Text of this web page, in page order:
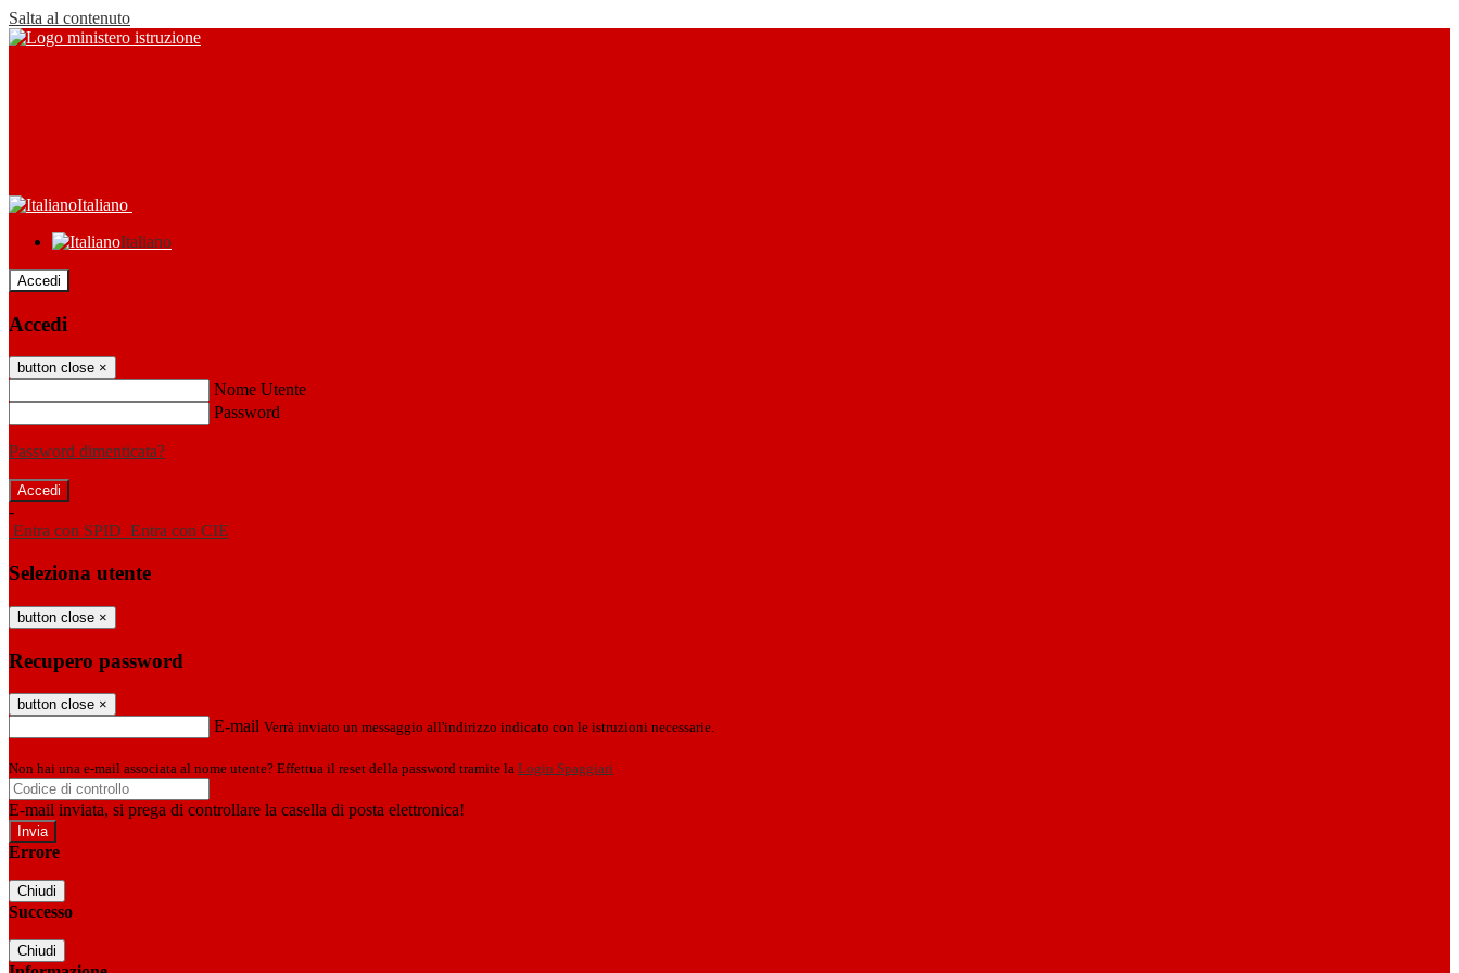
Salta al contenuto
Italiano
Italiano
Accedi
Accedi
button close ×
Nome Utente
Password
Password dimenticata?
-
Entra con SPID Entra con CIE
Seleziona utente
button close ×
Recupero password
button close ×
E-mail Verrà inviato un messaggio all'indirizzo indicato con le istruzioni necessarie.
Non hai una e-mail associata al nome utente? Effettua il reset della password tramite la Login Spaggiari
E-mail inviata, si prega di controllare la casella di posta elettronica!
Errore
Chiudi
Successo
Chiudi